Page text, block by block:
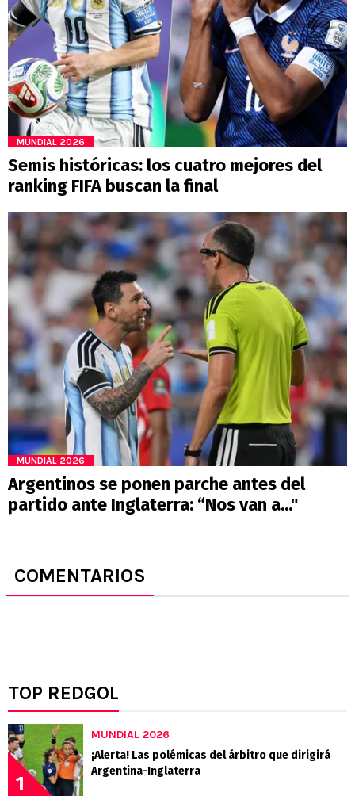
MUNDIAL 2026
Semis históricas: los cuatro mejores del
ranking FIFA buscan la final
MUNDIAL 2026
Argentinos se ponen parche antes del
partido ante Inglaterra: “Nos van a..."
COMENTARIOS
TOP REDGOL
1
MUNDIAL 2026
¡Alerta! Las polémicas del árbitro que dirigirá
Argentina-Inglaterra